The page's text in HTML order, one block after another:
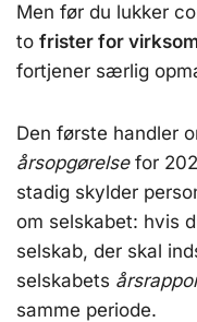
Men før du lukker
to frister for
fortjener særlig
Den første handler
årsopgørelsefor
stadig skylder
om selskabet: hvis
selskab, der skal
selskabets
samme periode.